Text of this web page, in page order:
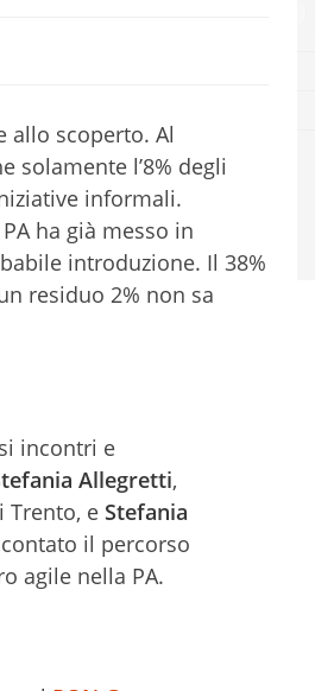
allo scoperto. Al
l’8% degli
informali.
ha già messo in
introduzione. Il 38%
residuo 2% non sa
incontri e
Allegretti,
Trento, e Stefania
il percorso
agile nella PA.